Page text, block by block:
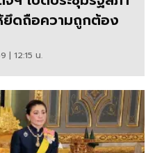
ยึดถือความถูกต้อง
| 12:15 น.